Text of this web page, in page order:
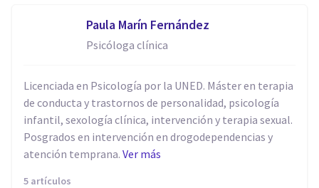
Paula Marín Fernández
Psicóloga clínica
Licenciada en Psicología por la UNED. Máster en terapia
de conducta y trastornos de personalidad, psicología
infantil, sexología clínica, intervención y terapia sexual.
Posgrados en intervención en drogodependencias y
atención temprana. Ver más
5 artículos